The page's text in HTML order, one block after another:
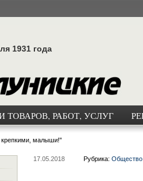
1931 года
ТОВАРОВ, РАБОТ, УСЛУГ
крепкими, малыши!"
17.05.2018 Рубрика: Общество